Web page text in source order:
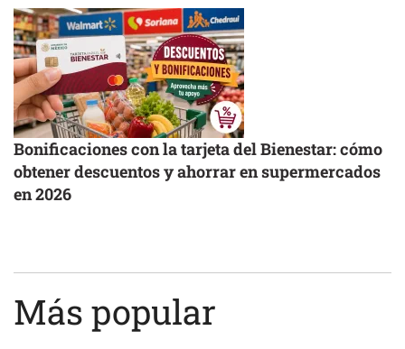
Bonificaciones con la tarjeta del Bienestar: cómo
obtener descuentos y ahorrar en supermercados
en 2026
Más popular